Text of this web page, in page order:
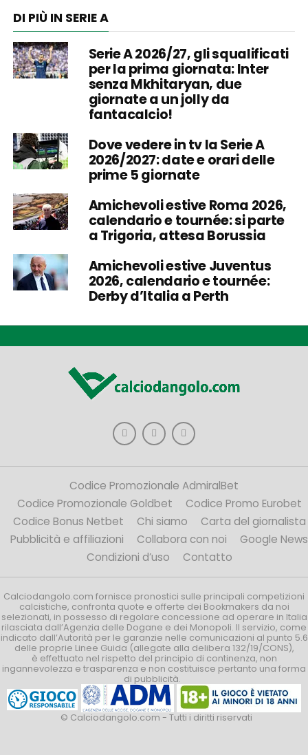
DI PIÙ IN SERIE A
Serie A 2026/27, gli squalificati
per la prima giornata: Inter
senza Mkhitaryan, due
giornate a un jolly da
fantacalcio!
Dove vedere in tv la Serie A
2026/2027: date e orari delle
prime 5 giornate
Amichevoli estive Roma 2026,
calendario e tournée: si parte
a Trigoria, attesa Borussia
Amichevoli estive Juventus
2026, calendario e tournée:
Derby d’Italia a Perth
Codice Promozionale AdmiralBet
Codice Promozionale Goldbet
Codice Promo Eurobet
Codice Bonus Netbet
Chi siamo
Carta del giornalista
Pubblicità e affiliazioni
Collabora con noi
Google News
Condizioni d’uso
Contatto
Calciodangolo.com fornisce pronostici sulle principali competizioni
calcistiche, confronta quote e offerte dei Bookmakers da noi
selezionati, in possesso di regolare concessione ad operare in Italia
rilasciata dall’Agenzia delle Dogane e dei Monopoli. Il servizio, come
indicato dall’Autorità per le garanzie nelle comunicazioni al punto 5.6
delle proprie Linee Guida (allegate alla delibera 132/19/CONS),
è effettuato nel rispetto del principio di continenza, non
ingannevolezza e trasparenza e non costituisce pertanto una forma
di pubblicità.
© Calciodangolo.com - Tutti i diritti riservati